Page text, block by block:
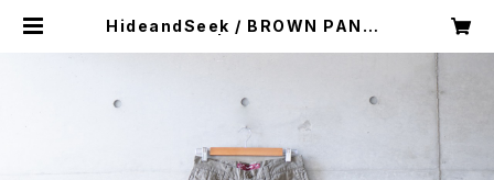
HideandSeek / BROWN PANTS